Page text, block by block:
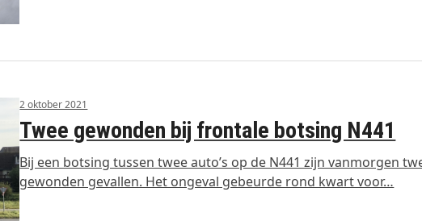
2 oktober 2021
Twee gewonden bij frontale botsing N441
Bij een botsing tussen twee auto’s op de N441 zijn vanmorgen
gewonden gevallen. Het ongeval gebeurde rond kwart voor…